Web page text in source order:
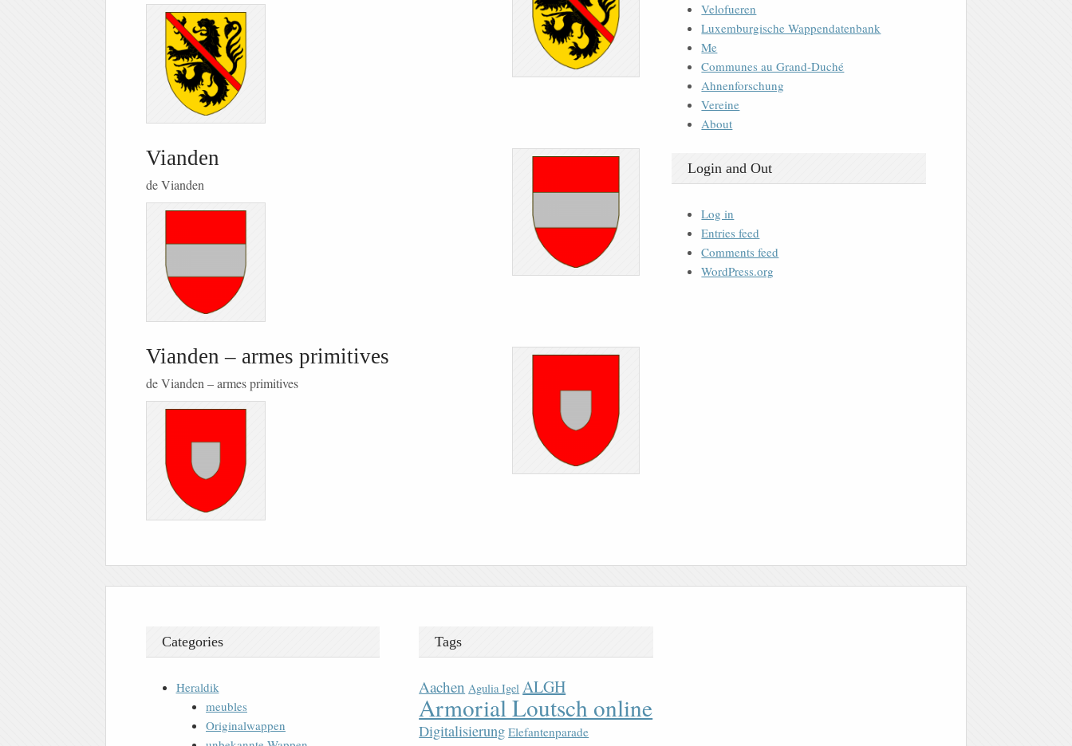
Vianden
de Vianden
Vianden – armes primitives
de Vianden – armes primitives
Velofueren
Luxemburgische Wappendatenbank
Me
Communes au Grand-Duché
Ahnenforschung
Vereine
About
Login and Out
Log in
Entries feed
Comments feed
WordPress.org
Categories
Heraldik
meubles
Originalwappen
Tags
Aachen Agulia Igel ALGH
Armorial Loutsch online
Digitalisierung Elefantenparade